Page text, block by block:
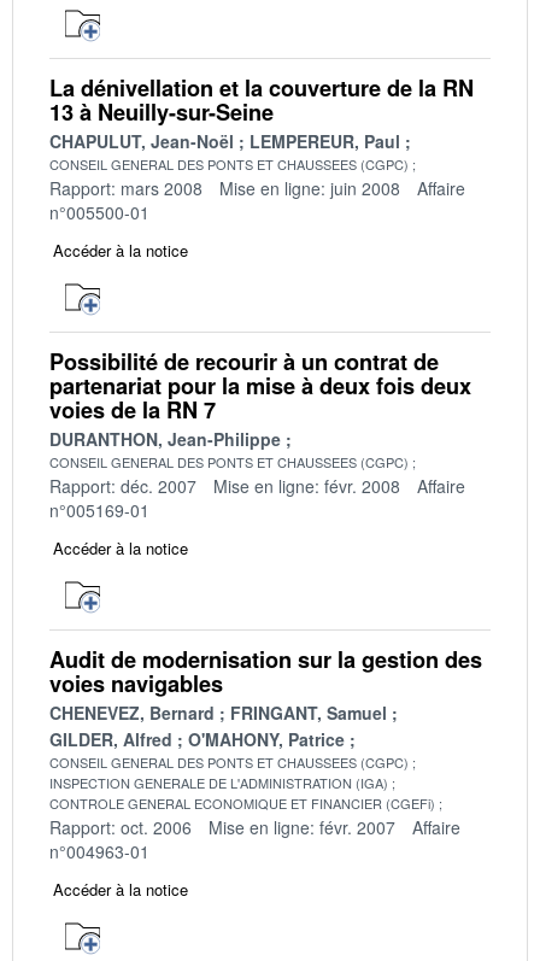
La dénivellation et la couverture de la RN
13 à Neuilly-sur-Seine
CHAPULUT, Jean-Noël LEMPEREUR, Paul
CONSEIL GENERAL DES PONTS ET CHAUSSEES (CGPC)
Rapport: mars 2008 Mise en ligne: juin 2008
Affaire
n°005500-01
Accéder à la notice
Possibilité de recourir à un contrat de
partenariat pour la mise à deux fois deux
voies de la RN 7
DURANTHON, Jean-Philippe
CONSEIL GENERAL DES PONTS ET CHAUSSEES (CGPC)
Rapport: déc. 2007 Mise en ligne: févr. 2008
Affaire
n°005169-01
Accéder à la notice
Audit de modernisation sur la gestion des
voies navigables
CHENEVEZ, Bernard
FRINGANT, Samuel
GILDER, Alfred
O'MAHONY, Patrice
CONSEIL GENERAL DES PONTS ET CHAUSSEES (CGPC)
INSPECTION GENERALE DE L'ADMINISTRATION (IGA)
CONTROLE GENERAL ECONOMIQUE ET FINANCIER (CGEFi)
Rapport: oct. 2006 Mise en ligne: févr. 2007
Affaire
n°004963-01
Accéder à la notice